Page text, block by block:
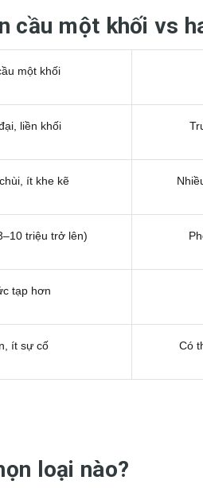
cầu một khối vs
một khối
liền khối
ít khe kẽ
triệu trở lên)
tạp hơn
ít sự cố Có
loại nào?